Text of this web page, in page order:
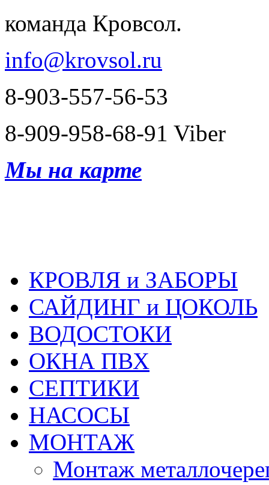
команда Кровсол.
info@krovsol.ru
8-903-557-56-53
8-909-958-68-91 Viber
Мы на карте
КРОВЛЯ и ЗАБОРЫ
САЙДИНГ и ЦОКОЛЬ
ВОДОСТОКИ
ОКНА ПВХ
СЕПТИКИ
НАСОСЫ
МОНТАЖ
Монтаж